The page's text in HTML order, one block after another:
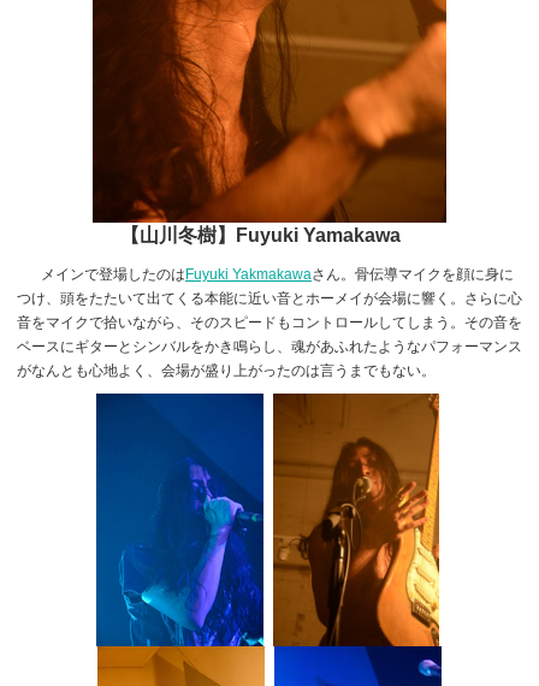
【山川冬樹】Fuyuki Yamakawa
メインで登場したのはFuyuki Yakmakawaさん。骨伝導マイクを顔に身に
つけ、頭をたたいて出てくる本能に近い音とホーメイが会場に響く。さらに心
音をマイクで拾いながら、そのスピードもコントロールしてしまう。その音を
ベースにギターとシンバルをかき鳴らし、魂があふれたようなパフォーマンス
がなんとも心地よく、会場が盛り上がったのは言うまでもない。